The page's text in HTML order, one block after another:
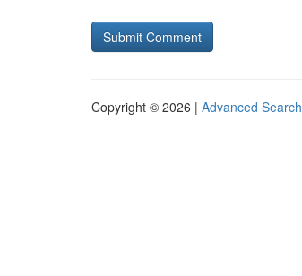
Copyright © 2026 | Advanced Search